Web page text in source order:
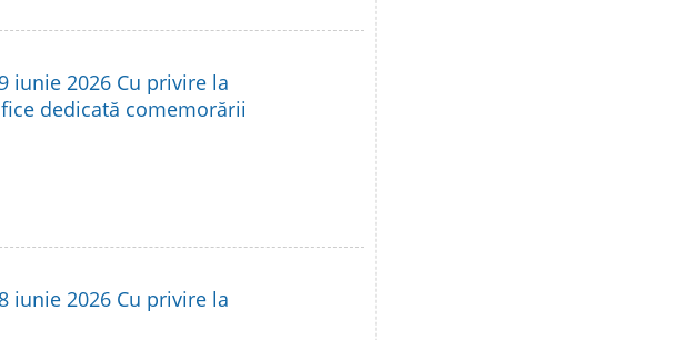
iunie 2026 Cu privire la
dedicată comemorării
iunie 2026 Cu privire la